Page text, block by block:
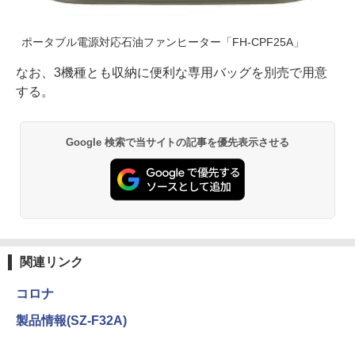
ポータブル電源対応石油ファンヒーター「FH-CPF25A」
なお、3機種とも収納に便利な専用バッグを別売で用意
する。
Google 検索で当サイトの記事を優先表示させる
関連リンク
コロナ
製品情報(SZ-F32A)